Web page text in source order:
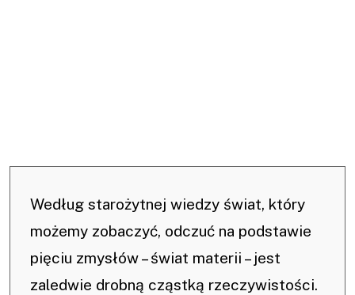
Według starożytnej wiedzy świat, który
możemy zobaczyć, odczuć na podstawie
pięciu zmysłów – świat materii – jest
zaledwie drobną cząstką rzeczywistości.